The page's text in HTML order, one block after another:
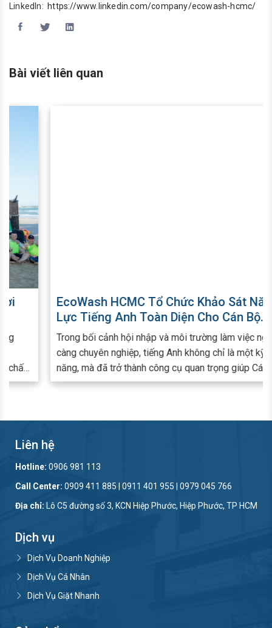
LinkedIn:https://www.linkedin.com/company/ecowash-hcmc/
Bài viết liên quan
EcoWash HCMC Tổ Chức Khảo Sát Năng
Lực Tiếng Anh Toàn Diện Cho Cán Bộ
Nhân Viên
Trong bối cảnh hội nhập và môi trường làm việc ngày
càng chuyên nghiệp, tiếng Anh không chỉ là một kỹ
năng, mà đã trở thành công cụ quan trọng giúp Cán bộ
nhân viên (CBNV) nâng cao hiệu quả công việc, mở
Liên hệ
Hotline: 0906 981 113
Call Center: 0909 411 885 | 0911 401 955 | 0979 045 766
Địa chỉ: Lô C5 đường số 3, KCN Hiệp Phước, Hiệp Phước, TP HCM
Dịch vụ
Dịch Vụ Doanh Nghiệp
Dịch Vụ Cá Nhân
Dịch Vụ Giặt Nhanh